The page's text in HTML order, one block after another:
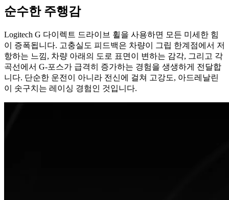
순수한 주행감
Logitech G 다이렉트 드라이브 휠을 사용하면 모든 미세한 힘
이 증폭됩니다. 고충실도 피드백은 차량이 그립 한계점에서 저
항하는 느낌, 차량 아래의 도로 표면이 변하는 감각, 그리고 각
곡선에서 G-포스가 급격히 증가하는 경험을 생생하게 전달합
니다. 단순한 운전이 아니라 전신에 걸쳐 고강도, 아드레날린
이 솟구치는 레이싱 경험인 것입니다.